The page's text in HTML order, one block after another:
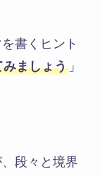
書くヒント
ましょう」
段々と境界